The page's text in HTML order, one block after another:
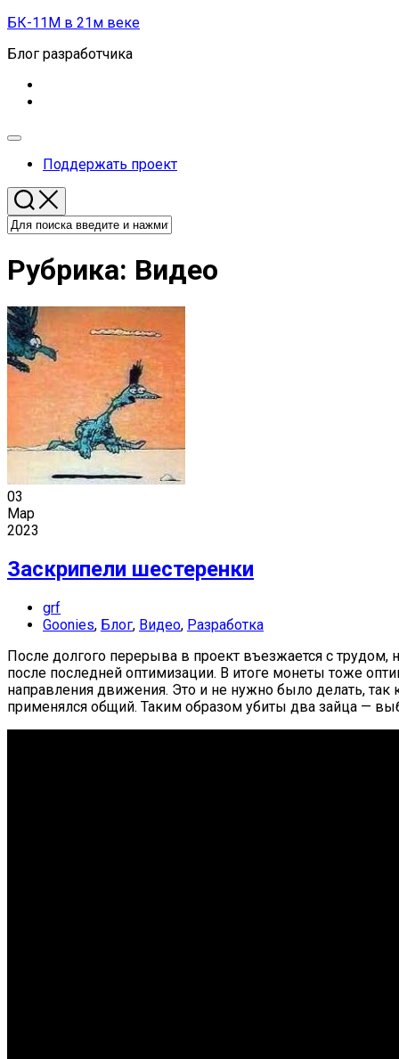
Перейти
содержанию
БК-11М в 21м веке
Блог разработчика
Развернуть
Поддержать проект
Рубрика: Видео
03
Мар
2023
Заскрипели шестеренки
grf
Goonies, Блог, Видео, Разработка
После долгого перерыва в проект въезжается с
после последней оптимизации. В итоге монеты тоже
направления движения. Это и не нужно было делать,
применялся общий. Таким образом убиты два зайца —